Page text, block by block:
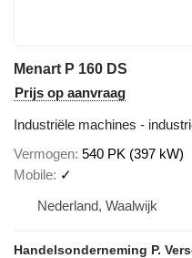
Menart P 160 DS
Prijs op aanvraag
Industriële machines -
Vermogen 540 PK (397 kW)
Mobile ✓
Nederland, Waalwijk
Handelsonderneming P.